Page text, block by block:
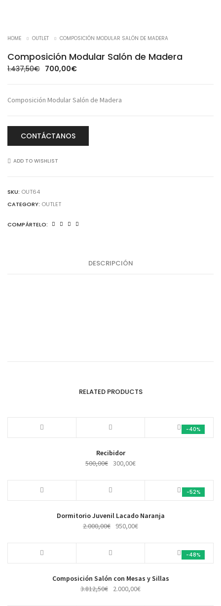
HOME
OUTLET COMPOSICIÓN MODULAR SALÓN DE MADERA
Composición Modular Salón de Madera
1.437,50€ 700,00€
Composición Modular Salón de Madera
CONTÁCTANOS
ADD TO WISHLIST
SKU: OUT64
CATEGORY: OUTLET
COMPÁRTELO:
DESCRIPCIÓN
RELATED PRODUCTS
-40%
Recibidor
500,00€ 300,00€
-52%
Dormitorio Juvenil Lacado Naranja
2.000,00€ 950,00€
-48%
Composición Salón con Mesas y Sillas
3.812,50€ 2.000,00€